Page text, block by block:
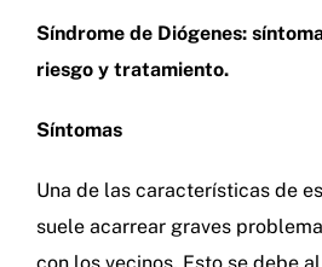
Síndrome de Diógenes:
riesgo y tratamiento.
Síntomas
Una de las características de
suele acarrear graves